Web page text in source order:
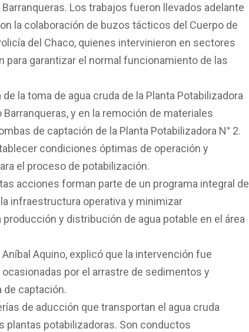
Barranqueras. Los trabajos fueron llevados adelante
la colaboración de buzos tácticos del Cuerpo de
del Chaco, quienes intervinieron en sectores
garantizar el normal funcionamiento de las
la toma de agua cruda de la Planta Potabilizadora
y en la remoción de materiales
de captación de la Planta Potabilizadora N° 2.
condiciones óptimas de operación y
el proceso de potabilización.
acciones forman parte de un programa integral de
infraestructura operativa y minimizar
y distribución de agua potable en el área
Aquino, explicó que la intervención fue
por el arrastre de sedimentos y
de captación.
de aducción que transportan el agua cruda
plantas potabilizadoras. Son conductos